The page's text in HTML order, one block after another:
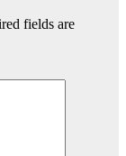
fields are